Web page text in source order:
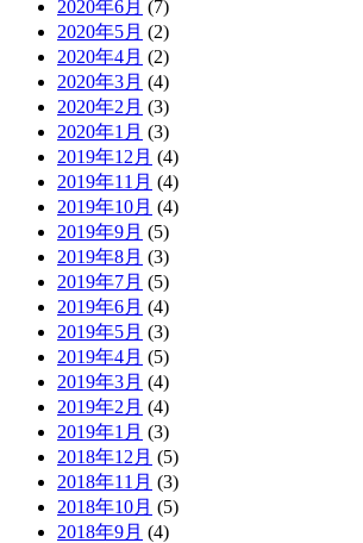
2020年6月 (7)
2020年5月 (2)
2020年4月 (2)
2020年3月 (4)
2020年2月 (3)
2020年1月 (3)
2019年12月 (4)
2019年11月 (4)
2019年10月 (4)
2019年9月 (5)
2019年8月 (3)
2019年7月 (5)
2019年6月 (4)
2019年5月 (3)
2019年4月 (5)
2019年3月 (4)
2019年2月 (4)
2019年1月 (3)
2018年12月 (5)
2018年11月 (3)
2018年10月 (5)
2018年9月 (4)